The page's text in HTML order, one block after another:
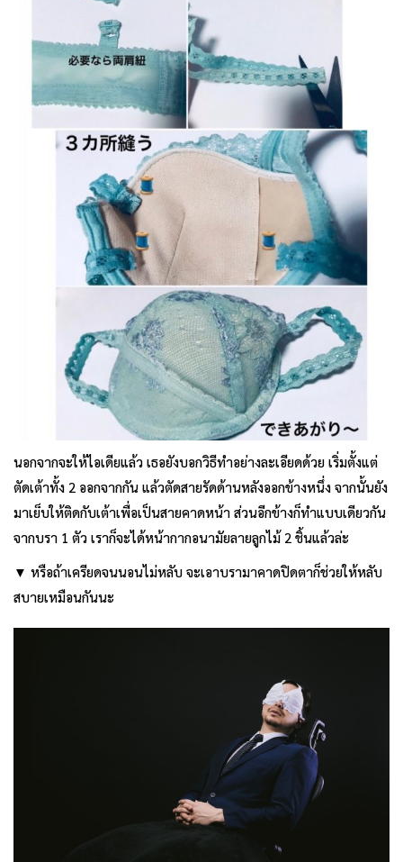
นอกจากจะให้ไอเดียแล้ว เธอยังบอกวิธีทำอย่างละเอียดด้วย เริ่มตั้งแต่
ตัดเต้าทั้ง 2 ออกจากกัน แล้วตัดสายรัดด้านหลังออกข้างหนึ่ง จากนั้นยัง
มาเย็บให้ติดกับเต้าเพื่อเป็นสายคาดหน้า ส่วนอีกข้างก็ทำแบบเดียวกัน
จากบรา 1 ตัว เราก็จะได้หน้ากากอนามัยลายลูกไม้ 2 ชิ้นแล้วล่ะ
▼ หรือถ้าเครียดจนนอนไม่หลับ จะเอาบรามาคาดปิดตาก็ช่วยให้หลับ
สบายเหมือนกันนะ